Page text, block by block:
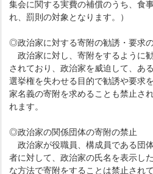
集会に関する実費の補償のうち、食
れ、罰則の対象となります。）
◎政治家に対する寄附の勧誘・要求
政治家に対し、寄附をするように
されており、政治家を威迫して、あ
選挙権を失わせる目的で勧誘や要求
家名義の寄附を求めることも禁止さ
れます。
◎政治家の関係団体の寄附の禁止
政治家が役職員、構成員である団
者に対して、政治家の氏名を表示し
な方法で寄附をすることは禁止され